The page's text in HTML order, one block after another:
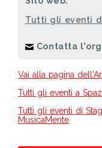
Tutti gli eventi
Contatta
Vai alla pagina
Tutti gli eventi a
Tutti gli eventi di
MusicaMente